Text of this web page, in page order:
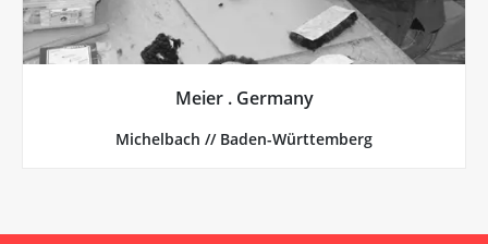
Meier . Germany
Michelbach // Baden-Württemberg
Meier . Germany, Michelbach // Baden-Württemberg
«¡Desarrolla un producto que quieras conservar para
siempre!», esa es la idea fundamental de Meier.
Alemania, cerca de Stuttgart. Son especialmente